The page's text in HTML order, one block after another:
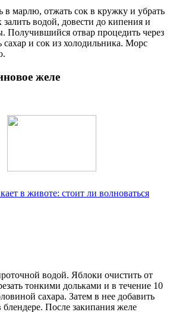
в марлю, отжать сок в кружку и убрать
водой, довести до кипения и
Получившийся отвар процедить через
сахар и сок из холодильника. Морс
желе
в животе: стоит ли волноваться
водой. Яблоки очистить от
тонкими дольками и в течение 10
сахара. Затем в нее добавить
После закипания желе